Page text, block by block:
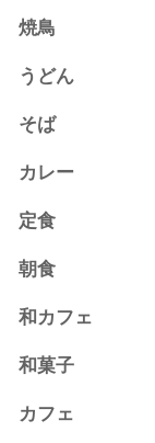
焼鳥
うどん
そば
カレー
定食
朝食
和カフェ
和菓子
カフェ